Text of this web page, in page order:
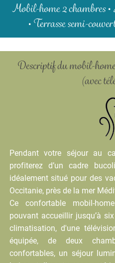
Mobil-home 2 chambres •
• Terrasse semi-
Descriptif du mobil-
(avec
Pendant votre séjour au
profiterez d’un cadre
idéalement situé pour des
Occitanie, près de la mer
Ce confortable mobil-
pouvant accueillir jusqu’à
climatisation, d'une
équipée, de deux
confortables, un séjour